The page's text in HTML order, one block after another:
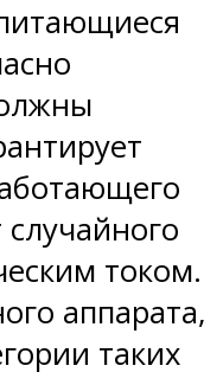
током.
аппарата,
таких